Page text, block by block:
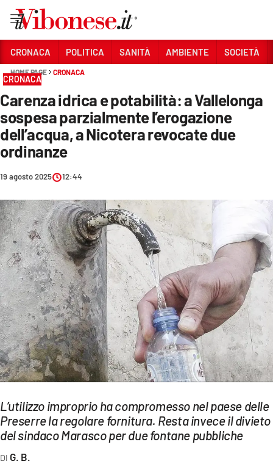
Sezioni
CRONACA
POLITICA
SANITÀ
AMBIENTE
SOCIETÀ
CULTURA
ECONOMIA E LAVORO
EVENTI
SPORT
Streaming
LAC TV
LAC ONAIR
LaC
Network
CRONACA POLITICA SANITÀ AMBIENTE SOCIETÀ
HOME PAGE CRONACA
CRONACA
Carenza idrica e potabilità: a Vallelonga
sospesa parzialmente l’erogazione
dell’acqua, a Nicotera revocate due
ordinanze
19 agosto 2025 12:44
L’utilizzo improprio ha compromesso nel paese delle
Preserre la regolare fornitura. Resta invece il divieto
del sindaco Marasco per due fontane pubbliche
G. B.